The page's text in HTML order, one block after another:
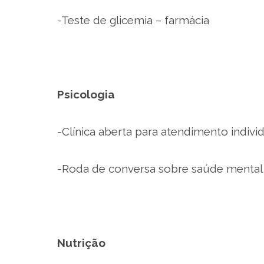
-Teste de glicemia – farmácia
Psicologia
-Clínica aberta para atendimento
-Roda de conversa sobre saúde mental
Nutrição